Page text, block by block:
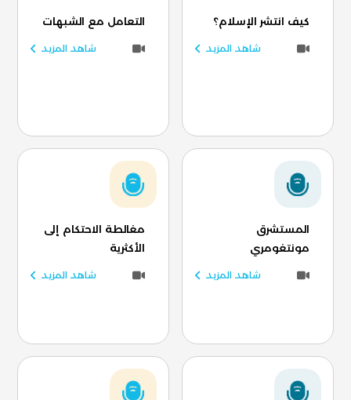
كيف انتشر الإسلام؟
شاهد المزيد
التعامل مع الشبهات
شاهد المزيد
المستشرق
مونتغومري
شاهد المزيد
مغالطة الاحتكام إلى
الأكثرية
شاهد المزيد